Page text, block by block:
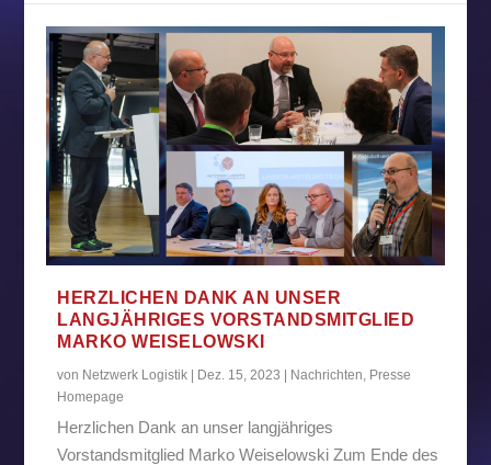
HERZLICHEN DANK AN UNSER
LANGJÄHRIGES VORSTANDSMITGLIED
MARKO WEISELOWSKI
von Netzwerk Logistik Dez. 15, 2023 Nachrichten, Presse
Homepage
Herzlichen Dank an unser langjähriges
Vorstandsmitglied Marko Weiselowski Zum Ende des